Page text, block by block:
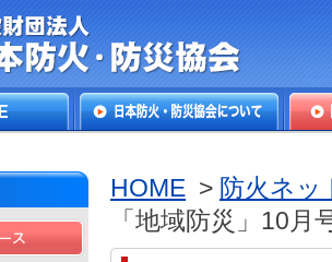
法人日本防火・防
HOME > 防火ネッ
「地域防災」10